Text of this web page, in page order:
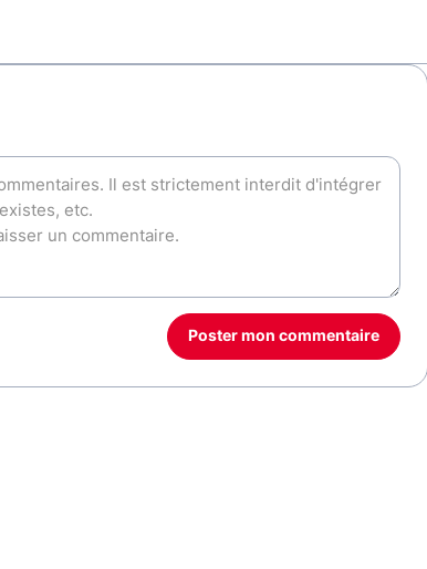
Poster mon commentaire